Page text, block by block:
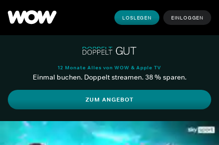
LOSLEGEN EINLOGGEN
12 Monate Alles von WOW & Apple TV
Einmal buchen. Doppelt streamen. 38 % sparen.
ZUM ANGEBOT